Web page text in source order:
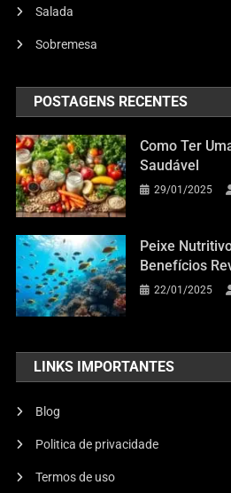
Salada
Salada Simples, Fácil
08/01/2025 Arte de Receitas
Salada
Sobremesa
POSTAGENS RECENTES
Como Ter
Saudável
29/01/2025
Peixe
Benefícios
22/01/2025
LINKS IMPORTANTES
Blog
Politica de privacidade
Termos de uso